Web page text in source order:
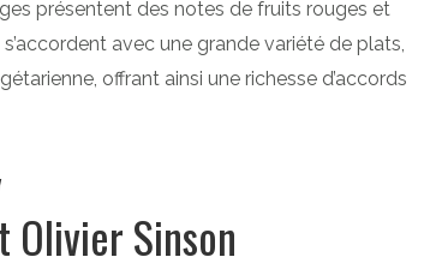
présentent des notes de fruits rouges et
avec une grande variété de plats,
offrant ainsi une richesse d’accords
Olivier Sinson